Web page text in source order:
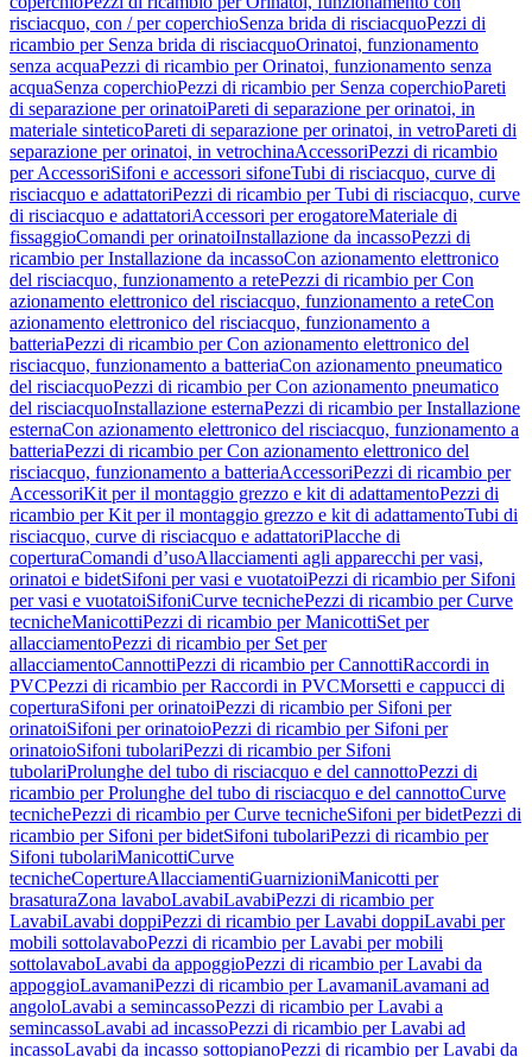
risciacquo, con / per coperchioSenza brida di risciacquoPezzi di
ricambio per Senza brida di risciacquoOrinatoi, funzionamento
senza acquaPezzi di ricambio per Orinatoi, funzionamento senza
acquaSenza coperchioPezzi di ricambio per Senza coperchioPareti
di separazione per orinatoiPareti di separazione per orinatoi, in
materiale sinteticoPareti di separazione per orinatoi, in vetroPareti di
separazione per orinatoi, in vetrochinaAccessoriPezzi di ricambio
per AccessoriSifoni e accessori sifoneTubi di risciacquo, curve di
risciacquo e adattatoriPezzi di ricambio per Tubi di risciacquo, curve
di risciacquo e adattatoriAccessori per erogatoreMateriale di
fissaggioComandi per orinatoiInstallazione da incassoPezzi di
ricambio per Installazione da incassoCon azionamento elettronico
del risciacquo, funzionamento a retePezzi di ricambio per Con
azionamento elettronico del risciacquo, funzionamento a reteCon
azionamento elettronico del risciacquo, funzionamento a
batteriaPezzi di ricambio per Con azionamento elettronico del
risciacquo, funzionamento a batteriaCon azionamento pneumatico
del risciacquoPezzi di ricambio per Con azionamento pneumatico
del risciacquoInstallazione esternaPezzi di ricambio per Installazione
esternaCon azionamento elettronico del risciacquo, funzionamento a
batteriaPezzi di ricambio per Con azionamento elettronico del
risciacquo, funzionamento a batteriaAccessoriPezzi di ricambio per
AccessoriKit per il montaggio grezzo e kit di adattamentoPezzi di
ricambio per Kit per il montaggio grezzo e kit di adattamentoTubi di
risciacquo, curve di risciacquo e adattatoriPlacche di
coperturaComandi d’usoAllacciamenti agli apparecchi per vasi,
orinatoi e bidetSifoni per vasi e vuotatoiPezzi di ricambio per Sifoni
per vasi e vuotatoiSifoniCurve tecnichePezzi di ricambio per Curve
tecnicheManicottiPezzi di ricambio per ManicottiSet per
allacciamentoPezzi di ricambio per Set per
allacciamentoCannottiPezzi di ricambio per CannottiRaccordi in
PVCPezzi di ricambio per Raccordi in PVCMorsetti e cappucci di
coperturaSifoni per orinatoiPezzi di ricambio per Sifoni per
orinatoiSifoni per orinatoioPezzi di ricambio per Sifoni per
orinatoioSifoni tubolariPezzi di ricambio per Sifoni
tubolariProlunghe del tubo di risciacquo e del cannottoPezzi di
ricambio per Prolunghe del tubo di risciacquo e del cannottoCurve
tecnichePezzi di ricambio per Curve tecnicheSifoni per bidetPezzi di
ricambio per Sifoni per bidetSifoni tubolariPezzi di ricambio per
Sifoni tubolariManicottiCurve
tecnicheCopertureAllacciamentiGuarnizioniManicotti per
brasaturaZona lavaboLavabiLavabiPezzi di ricambio per
LavabiLavabi doppiPezzi di ricambio per Lavabi doppiLavabi per
mobili sottolavaboPezzi di ricambio per Lavabi per mobili
sottolavaboLavabi da appoggioPezzi di ricambio per Lavabi da
appoggioLavamaniPezzi di ricambio per LavamaniLavamani ad
angoloLavabi a semincassoPezzi di ricambio per Lavabi a
semincassoLavabi ad incassoPezzi di ricambio per Lavabi ad
incassoLavabi da incasso sottopianoPezzi di ricambio per Lavabi da